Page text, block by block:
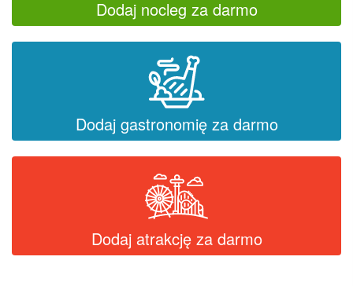
Dodaj nocleg za darmo
Dodaj gastronomię za darmo
Dodaj atrakcję za darmo